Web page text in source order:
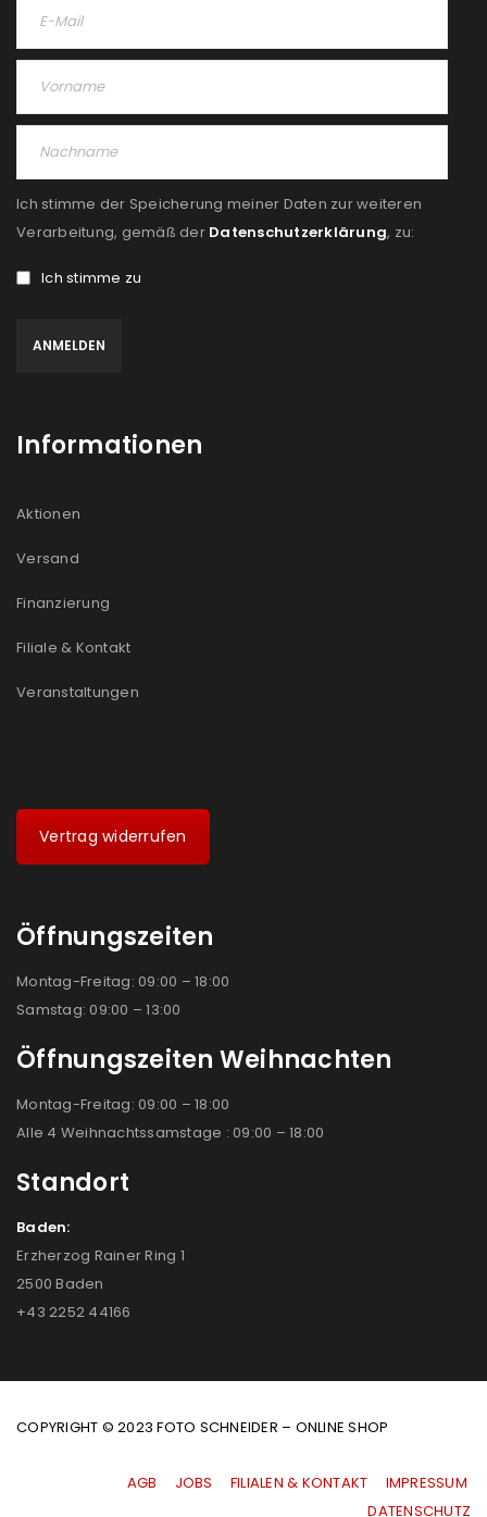
Ich stimme der Speicherung meiner Daten zur weiteren
Verarbeitung, gemäß der Datenschutzerklärung, zu:
Ich stimme zu
Informationen
Aktionen
Versand
Finanzierung
Filiale & Kontakt
Veranstaltungen
Vertrag widerrufen
Öffnungszeiten
Montag-Freitag: 09:00 – 18:00
Samstag: 09:00 – 13:00
Öffnungszeiten Weihnachten
Montag-Freitag: 09:00 – 18:00
Alle 4 Weihnachtssamstage : 09:00 – 18:00
Standort
Baden:
Erzherzog Rainer Ring 1
2500 Baden
+43 2252 44166
COPYRIGHT © 2023 FOTO SCHNEIDER – ONLINE SHOP
AGB JOBS FILIALEN & KONTAKT
IMPRESSUM
|DATENSCHUTZ